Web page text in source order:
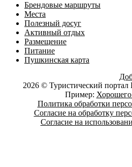
Брендовые маршруты
Места
Полезный досуг
Активный отдых
Размещение
Питание
Пушкинская карта
2026 © Туристический портал
Пример:
Политика обработки
Согласие на обработку
Согласие на